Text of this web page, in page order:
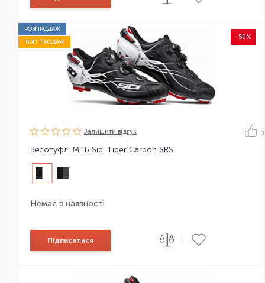
РОЗПРОДАЖ
-50%
ТОП ПРОДАЖ
Залишити вiдгук 0
Велотуфлі МТБ Sidi Tiger Carbon SRS
Немає в наявності
Підписатися